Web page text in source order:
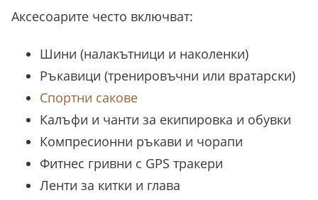
Аксесоарите често включват:
Шини (налакътници и наколенки)
Ръкавици (тренировъчни или вратарски)
Спортни сакове
Калъфи и чанти за екипировка и обувки
Компресионни ръкави и чорапи
Фитнес гривни с GPS тракери
Ленти за китки и глава